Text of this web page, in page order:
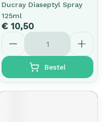
Ducray Diaseptyl Spray
125ml
€ 10,50
Aantal
Bestel